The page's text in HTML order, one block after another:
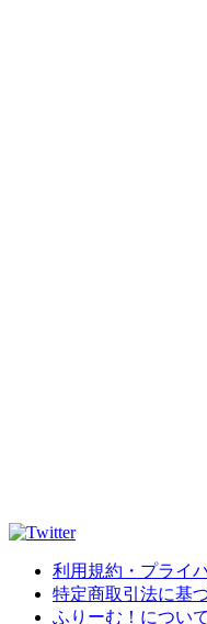
利用規約・プライ
特定商取引法に基
ふりーむ！について